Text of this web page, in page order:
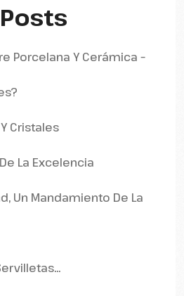
Porcelana Y Cerámica –
Cristales
La Excelencia
Un Mandamiento De La